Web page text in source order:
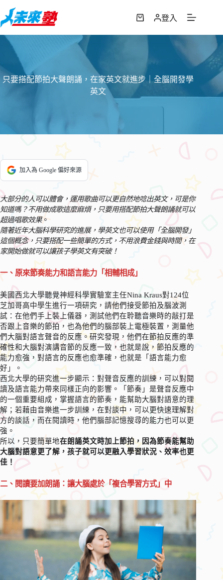
至
主
要
容
購
物
登入
只要搭配節拍大聲朗誦，在家英文就進步｜全腦開發學
英文
加入為 Google 偏好來源
大部分的人可以體會，運用歌曲可以更自然地唸出英文，可是你
知道嗎？不用做成歌這麼麻煩，只要用搭配節拍大聲朗誦就可以
超過唱歌效果。
隨著近年大腦科學研究的進展，學英文也可以使用「全腦開發」
這個概念，只要搭配一些簡單的方式，不用浪費金錢與時間，在
家開始做就可以讓孩子學英文有突破！
一、原來節奏能力和語言能力「相輔相成」
美國西北大學聽覺神經科學實驗室主任Nina Kraus對124位
芝加哥高中學生進行一項研究，請他們接受節拍及腦波測
試：在他們手上裝上儀器，測試他們在聆聽音樂時的敲打是
否跟上音樂的節拍，也為他們的腦部裝上電極裝置，測量他
們大腦對語言聲音的反應。研究發現，他們在節拍反應的準
確性和大腦對演講音節的反應一致，也就是說，節拍反應的
能力愈強，對語言的反應也愈準確，也就是「語言能力愈
好」。
西北大學的研究進一步顯示：對聲音反應的訓練，可以對閱
讀及語言能力帶來同樣正向的影響。「節奏」是聲音反應中
的一個重要組成，掌握語言的節奏，能幫助大腦對語意的理
解；若藉由音樂進一步訓練，在對談中，可以更快速理解對
方的談話，而在閱讀時，他們腦部記憶搜尋的能力也可以更
強。
所以，只要簡單地在朗誦英文時加上節拍，因為節奏能幫助
大腦對語意更了解，孩子就可以更融入學習狀況、效率也更
佳！
二、閱讀要加朗誦：讓大腦處於「複合學習方式」中